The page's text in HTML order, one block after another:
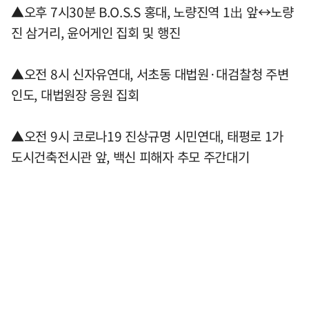
▲오후 7시30분 B.O.S.S 홍대, 노량진역 1出 앞↔노량
진 삼거리, 윤어게인 집회 및 행진
▲오전 8시 신자유연대, 서초동 대법원·대검찰청 주변
인도, 대법원장 응원 집회
▲오전 9시 코로나19 진상규명 시민연대, 태평로 1가
도시건축전시관 앞, 백신 피해자 추모 주간대기